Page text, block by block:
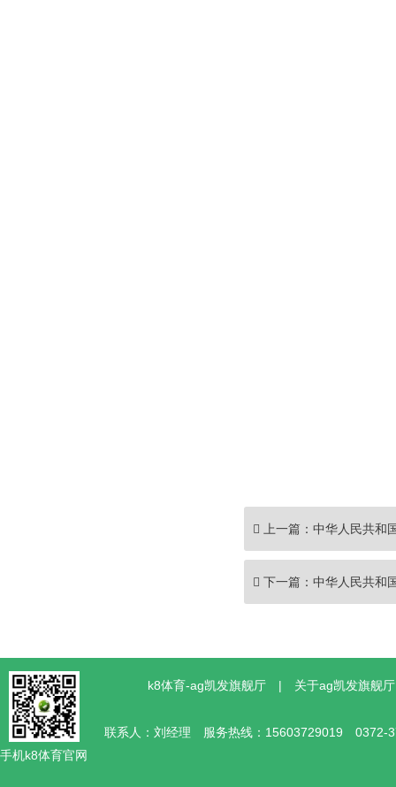
上一篇： 中华人民共和
下一篇： 中华人民共和
手机k8体育官网
k8体育-ag凯发旗舰厅 | 关于ag凯发旗舰厅
联系人：刘经理 服务热线：15603729019 0372-